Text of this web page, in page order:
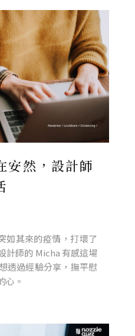
安然，設計師
如其來的疫情，打壞了
計師的 Micha 有感這場
透過經驗分享，撫平慰
心。